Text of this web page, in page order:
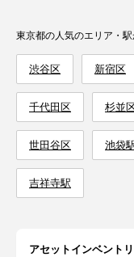
東京都の人気のエリア・
渋谷区 新宿区
千代田区 杉並
世田谷区 池袋
吉祥寺駅
アセットインベント